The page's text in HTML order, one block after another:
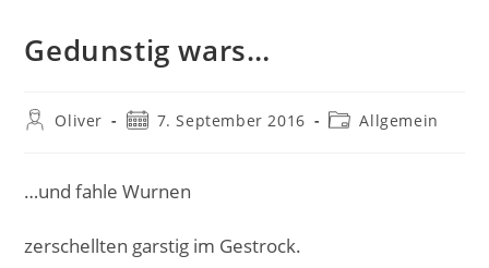
Gedunstig wars…
Beitrags-
Oliver
Beitrag7. September 2016
Beitrags-
Allgemein
…und fahle Wurnen
zerschellten garstig im Gestrock.